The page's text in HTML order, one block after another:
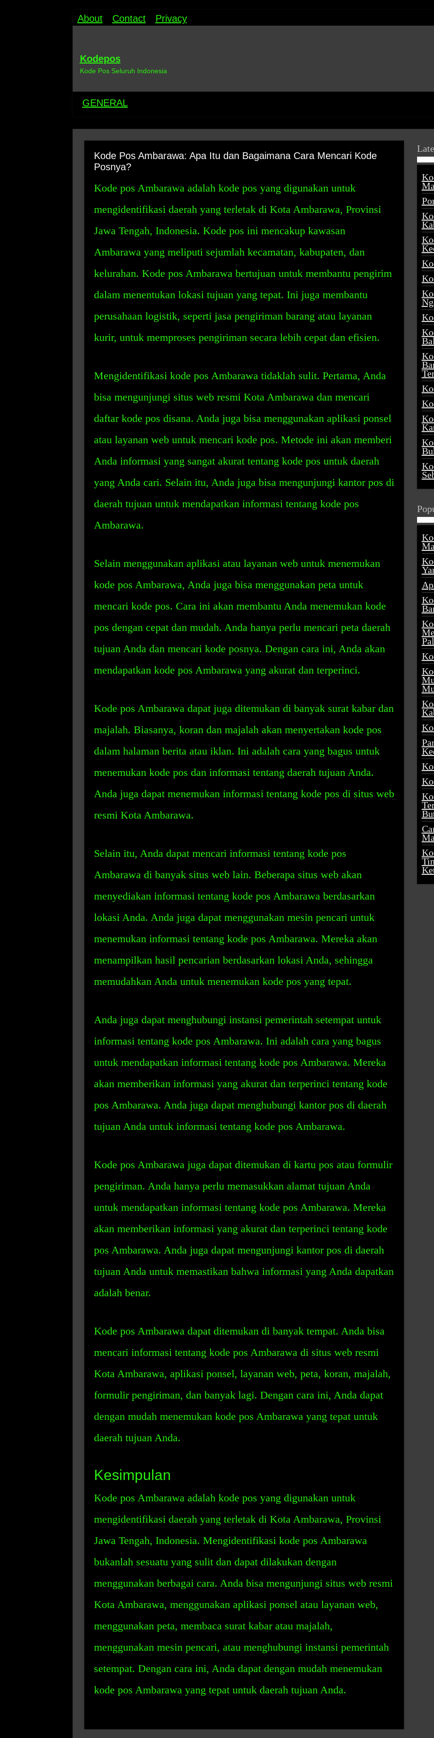
About Contact Privacy
Kodepos
Kode Pos Seluruh Indonesia
GENERAL
Kode Pos Ambarawa: Apa Itu dan Bagaimana Cara Mencari Kode
Posnya?
Kode pos Ambarawa adalah kode pos yang digunakan untuk
mengidentifikasi daerah yang terletak di Kota Ambarawa, Provinsi
Jawa Tengah, Indonesia. Kode pos ini mencakup kawasan
Ambarawa yang meliputi sejumlah kecamatan, kabupaten, dan
kelurahan. Kode pos Ambarawa bertujuan untuk membantu pengirim
dalam menentukan lokasi tujuan yang tepat. Ini juga membantu
perusahaan logistik, seperti jasa pengiriman barang atau layanan
kurir, untuk memproses pengiriman secara lebih cepat dan efisien.
Mengidentifikasi kode pos Ambarawa tidaklah sulit. Pertama, Anda
bisa mengunjungi situs web resmi Kota Ambarawa dan mencari
daftar kode pos disana. Anda juga bisa menggunakan aplikasi ponsel
atau layanan web untuk mencari kode pos. Metode ini akan memberi
Anda informasi yang sangat akurat tentang kode pos untuk daerah
yang Anda cari. Selain itu, Anda juga bisa mengunjungi kantor pos di
daerah tujuan untuk mendapatkan informasi tentang kode pos
Ambarawa.
Selain menggunakan aplikasi atau layanan web untuk menemukan
kode pos Ambarawa, Anda juga bisa menggunakan peta untuk
mencari kode pos. Cara ini akan membantu Anda menemukan kode
pos dengan cepat dan mudah. Anda hanya perlu mencari peta daerah
tujuan Anda dan mencari kode posnya. Dengan cara ini, Anda akan
mendapatkan kode pos Ambarawa yang akurat dan terperinci.
Kode pos Ambarawa dapat juga ditemukan di banyak surat kabar dan
majalah. Biasanya, koran dan majalah akan menyertakan kode pos
dalam halaman berita atau iklan. Ini adalah cara yang bagus untuk
menemukan kode pos dan informasi tentang daerah tujuan Anda.
Anda juga dapat menemukan informasi tentang kode pos di situs web
resmi Kota Ambarawa.
Selain itu, Anda dapat mencari informasi tentang kode pos
Ambarawa di banyak situs web lain. Beberapa situs web akan
menyediakan informasi tentang kode pos Ambarawa berdasarkan
lokasi Anda. Anda juga dapat menggunakan mesin pencari untuk
menemukan informasi tentang kode pos Ambarawa. Mereka akan
menampilkan hasil pencarian berdasarkan lokasi Anda, sehingga
memudahkan Anda untuk menemukan kode pos yang tepat.
Anda juga dapat menghubungi instansi pemerintah setempat untuk
informasi tentang kode pos Ambarawa. Ini adalah cara yang bagus
untuk mendapatkan informasi tentang kode pos Ambarawa. Mereka
akan memberikan informasi yang akurat dan terperinci tentang kode
pos Ambarawa. Anda juga dapat menghubungi kantor pos di daerah
tujuan Anda untuk informasi tentang kode pos Ambarawa.
Kode pos Ambarawa juga dapat ditemukan di kartu pos atau formulir
pengiriman. Anda hanya perlu memasukkan alamat tujuan Anda
untuk mendapatkan informasi tentang kode pos Ambarawa. Mereka
akan memberikan informasi yang akurat dan terperinci tentang kode
pos Ambarawa. Anda juga dapat mengunjungi kantor pos di daerah
tujuan Anda untuk memastikan bahwa informasi yang Anda dapatkan
adalah benar.
Kode pos Ambarawa dapat ditemukan di banyak tempat. Anda bisa
mencari informasi tentang kode pos Ambarawa di situs web resmi
Kota Ambarawa, aplikasi ponsel, layanan web, peta, koran, majalah,
formulir pengiriman, dan banyak lagi. Dengan cara ini, Anda dapat
dengan mudah menemukan kode pos Ambarawa yang tepat untuk
daerah tujuan Anda.
Kesimpulan
Kode pos Ambarawa adalah kode pos yang digunakan untuk
mengidentifikasi daerah yang terletak di Kota Ambarawa, Provinsi
Jawa Tengah, Indonesia. Mengidentifikasi kode pos Ambarawa
bukanlah sesuatu yang sulit dan dapat dilakukan dengan
menggunakan berbagai cara. Anda bisa mengunjungi situs web resmi
Kota Ambarawa, menggunakan aplikasi ponsel atau layanan web,
menggunakan peta, membaca surat kabar atau majalah,
menggunakan mesin pencari, atau menghubungi instansi pemerintah
setempat. Dengan cara ini, Anda dapat dengan mudah menemukan
kode pos Ambarawa yang tepat untuk daerah tujuan Anda.